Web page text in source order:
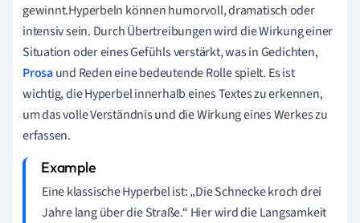
gewinnt.Hyperbeln können humorvoll, dramatisch oder
intensiv sein. Durch Übertreibungen wird die Wirkung einer
Situation oder eines Gefühls verstärkt, was in Gedichten,
Prosaund Reden eine bedeutende Rolle spielt. Es ist
wichtig, die Hyperbel innerhalb eines Textes zu erkennen,
um das volle Verständnis und die Wirkung eines Werkes zu
erfassen.
Eine klassische Hyperbel ist: „Die Schnecke kroch drei
Jahre lang über die Straße.“ Hier wird die Langsamkeit